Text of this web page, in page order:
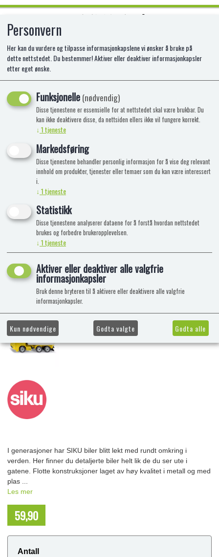
SIKU TANK TRUCK
I generasjoner har SIKU biler blitt lekt med rundt omkring i
verden. Her finner du detaljerte biler helt lik de du ser ute i
gatene. Flotte konstruksjoner laget av høy kvalitet i metall og med
plas ...
Les mer
59,90
Antall
Personvern
Her kan du vurdere og tilpasse informasjonkapslene vi ønsker å bruke på
dette nettstedet. Du bestemmer! Aktiver eller deaktiver informasjonkapsler
etter eget ønske.
Funksjonelle(nødvendig)
Disse tjenestene er essensielle for at nettstedet skal være brukbar. Du
kan ikke deaktivere disse, da nettsiden ellers ikke vil fungere korrekt.
↓ 1tjeneste
Markedsføring
Disse tjenestene behandler personlig informasjon for å vise deg relevant
innhold om produkter, tjenester eller temaer som du kan være interessert
i.
↓ 1tjeneste
Statistikk
Disse tjenestene analyserer dataene for å forstå hvordan nettstedet
brukes og forbedre brukeropplevelsen.
↓ 1tjeneste
Aktiver eller deaktiver alle valgfrie
informasjonkapsler
Bruk denne bryteren til å aktivere eller deaktivere alle valgfrie
informasjonkapsler.
Kun nødvendige Godta valgte Godta alle